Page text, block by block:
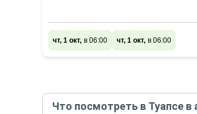
чт, 1 окт, в 06:00 чт, 1 окт, в 06:00
Что посмотреть в Туапсе в